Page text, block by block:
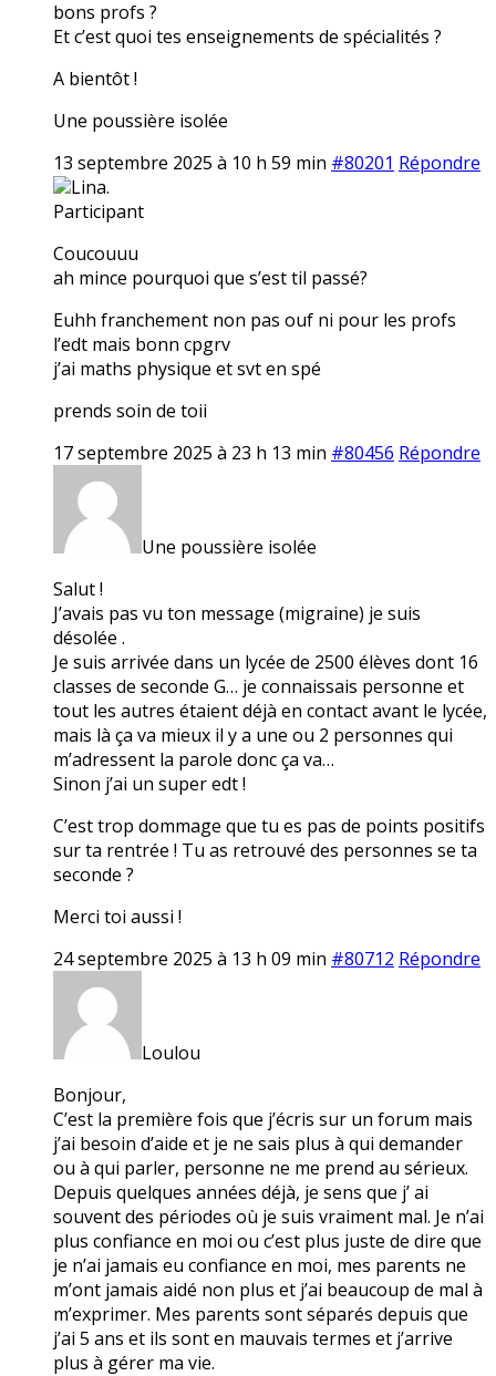
bons profs ?
Et c’est quoi tes enseignements de spécialités ?
A bientôt !
Une poussière isolée
13 septembre 2025 à 10 h 59 min #80201 Répondre
Lina.
Participant
Coucouuu
ah mince pourquoi que s’est til passé?
Euhh franchement non pas ouf ni pour les profs
l’edt mais bonn cpgrv
j’ai maths physique et svt en spé
prends soin de toii
17 septembre 2025 à 23 h 13 min #80456 Répondre
Une poussière isolée
Salut !
J’avais pas vu ton message (migraine) je suis
désolée .
Je suis arrivée dans un lycée de 2500 élèves dont 16
classes de seconde G… je connaissais personne et
tout les autres étaient déjà en contact avant le lycée,
mais là ça va mieux il y a une ou 2 personnes qui
m’adressent la parole donc ça va…
Sinon j’ai un super edt !
C’est trop dommage que tu es pas de points positifs
sur ta rentrée ! Tu as retrouvé des personnes se ta
seconde ?
Merci toi aussi !
24 septembre 2025 à 13 h 09 min #80712 Répondre
Loulou
Bonjour,
C’est la première fois que j’écris sur un forum mais
j’ai besoin d’aide et je ne sais plus à qui demander
ou à qui parler, personne ne me prend au sérieux.
Depuis quelques années déjà, je sens que j’ ai
souvent des périodes où je suis vraiment mal. Je n’ai
plus confiance en moi ou c’est plus juste de dire que
je n’ai jamais eu confiance en moi, mes parents ne
m’ont jamais aidé non plus et j’ai beaucoup de mal à
m’exprimer. Mes parents sont séparés depuis que
j’ai 5 ans et ils sont en mauvais termes et j’arrive
plus à gérer ma vie.